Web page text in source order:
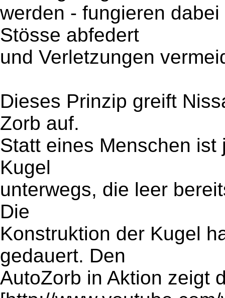
werden - fungieren
Stösse abfedert
und Verletzungen
Dieses Prinzip greift
Zorb auf.
Statt eines Menschen
Kugel
unterwegs, die leer
Die
Konstruktion der Kugel
gedauert. Den
AutoZorb in Aktion zeigt